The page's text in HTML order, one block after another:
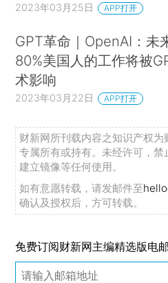
2023年03月25日 APP打开
GPT革命｜OpenAI：未
80%美国人的工作将被
术影响
2023年03月22日 APP打开
财新网所刊载内容之知识产权
专属所有或持有。未经许可，禁
建立镜像等任何使用。
如有意愿转载，请发邮件至
确认及授权后，方可转载。
免费订阅财新网主编精选版电邮